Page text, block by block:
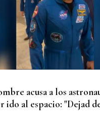
acusa a los
ido al espacio: "Dejad